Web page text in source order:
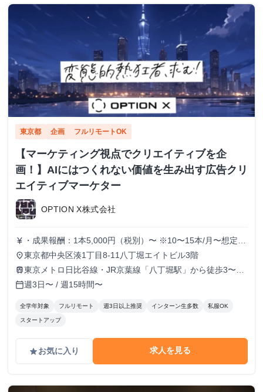
東京都 企画 フルリモートOK
【マーケティング視点でクリエイティブを企
画！】AIにはつくれない価値を生み出す広告クリ
エイティブマーケター
OPTION X株式会社
currency_yen ・成果報酬：1本5,000円（税別）〜 ※10〜15本/月〜想定
※経験、実績、能力等によって変動 ※トライアル期間の場
合変動あり
place東京都中央区湊1丁目8-11八丁堀エイトビル3階
train東京メトロ日比谷線・JR京葉線「八丁堀駅」から徒歩3〜6
分
calendar_today週3日〜 / 週15時間〜
全学年対象 フルリモート 週3日以上推奨 インターン生多数 私服OK
スタートアップ
gradeお気に入り 求人を見る